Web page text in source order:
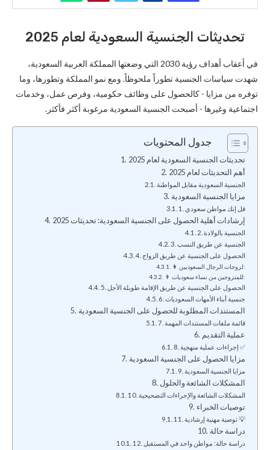
تحديثات الجنسية السعودية لعام 2025
في أعقاب أهداف رؤية 2030 التي وضعتها المملكة العربية السعودية،
شهدت سياسات الجنسية تطوراً ملحوظاً. ومع نمو المملكة وتطورها، وما
توفره من مزايا - كالحصول على وظائف حكومية، وفرص عمل، وخدمات
اجتماعية وغيرها - أصبحت الجنسية السعودية مرغوبة أكثر فأكثر.
جدول المحتويات
تحديثات الجنسية السعودية لعام 2025
أهم التحديثات لعام 2025
الجنسية السعودية مقابل المواطنة
مزايا الجنسية السعودية
1. قل إنك مواطن سعودي
إرشادات أهلية الحصول على الجنسية السعودية: تحديثات 2025
2. الجنسية بالولادة
3. الجنسية عن طريق النسب
4. الحصول على الجنسية عن طريق الزواج
👩 لزوجات الرجال السعوديين:
👨 للمتزوجين من نساء سعوديات:
5. الحصول على الجنسية عن طريق الإقامة طويلة الأجل
6. جنسية أبناء الأمهات السعوديات
المستندات المطلوبة للحصول على الجنسية السعودية
7. قائمة ملفات المستندات المهمة
عملية التقديم
8. إجراءات عملية منهجية ✅
مزايا الحصول على الجنسية السعودية
9. مزايا الجنسية السعودية
المشكلات الشائعة والحلول
10. المشكلات الشائعة والإجراءات التصحيحية
توصيات الخبراء
11. توصية مهنية إرشادية 💡
دراسة حالة
12. دراسة حالة: مواطن واحد في المستقبل